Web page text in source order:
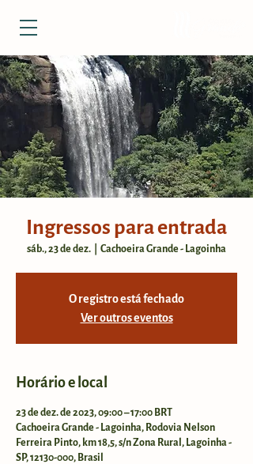
Ingressos para entrada
sáb., 23 de dez. Cachoeira Grande - Lagoinha
O registro está fechado
Ver outros eventos
Horário e local
23 de dez. de 2023, 09:00 – 17:00 BRT
Cachoeira Grande - Lagoinha, Rodovia Nelson
Ferreira Pinto, km 18,5, s/n Zona Rural, Lagoinha -
SP, 12130-000, Brasil